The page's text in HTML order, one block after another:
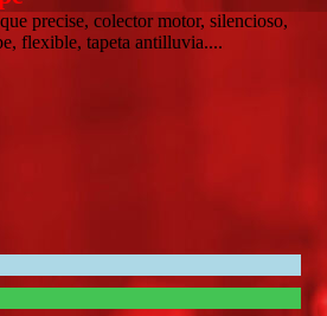
precise, colector motor, silencioso,
flexible, tapeta antilluvia....